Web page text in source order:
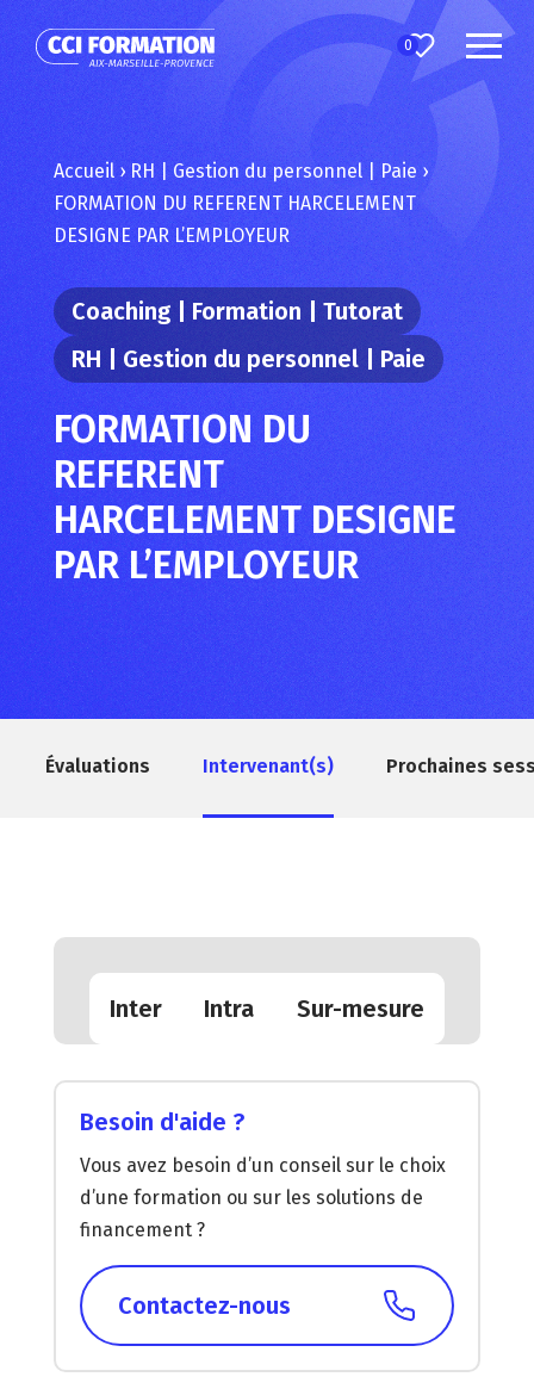
0
Accueil› RH | Gestion du personnel | Paie›
FORMATION DU REFERENT HARCELEMENT
DESIGNE PAR L’EMPLOYEUR
Coaching | Formation | Tutorat
RH | Gestion du personnel | Paie
FORMATION DU
REFERENT
HARCELEMENT DESIGNE
PAR L’EMPLOYEUR
Évaluations Intervenant(s) Prochaines
Inter Intra Sur-mesure
Besoin d'aide ?
Vous avez besoin d’un conseil sur le choix
d’une formation ou sur les solutions de
financement ?
Contactez-nous